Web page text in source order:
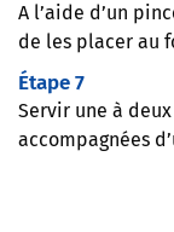
A l’aide d’un
de les placer au
Étape 7
Servir une à
accompagnées